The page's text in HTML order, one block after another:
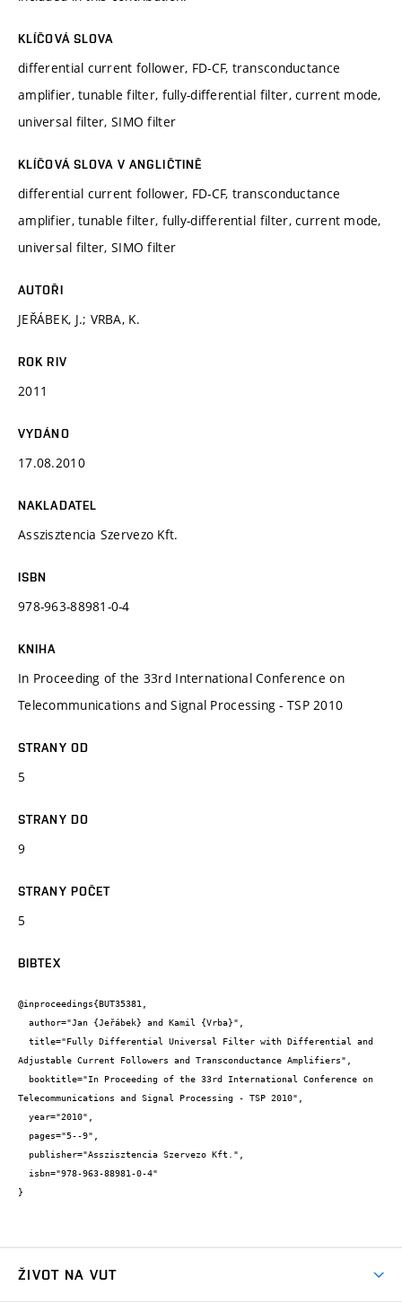
KLÍČOVÁ SLOVA
differential current follower, FD-CF, transconductance
amplifier, tunable filter, fully-differential filter, current mode,
universal filter, SIMO filter
KLÍČOVÁ SLOVA V ANGLIČTINĚ
differential current follower, FD-CF, transconductance
amplifier, tunable filter, fully-differential filter, current mode,
universal filter, SIMO filter
AUTOŘI
JEŘÁBEK, J.; VRBA, K.
ROK RIV
2011
VYDÁNO
17.08.2010
NAKLADATEL
Asszisztencia Szervezo Kft.
ISBN
978-963-88981-0-4
KNIHA
In Proceeding of the 33rd International Conference on
Telecommunications and Signal Processing - TSP 2010
STRANY OD
5
STRANY DO
9
STRANY POČET
5
BIBTEX
@inproceedings{BUT35381,
Adjustable Current Followers and Transconductance Amplifiers",
Telecommunications and Signal Processing - TSP 2010",
}
ŽIVOT NA VUT